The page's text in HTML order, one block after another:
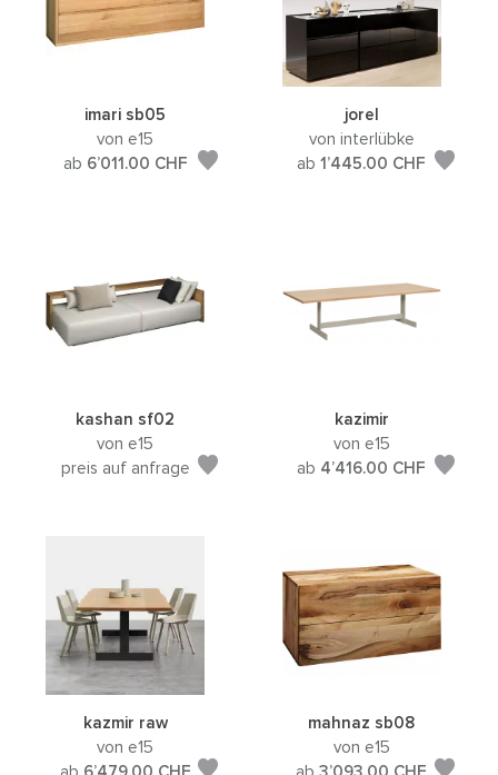
imari sb05
von e15
ab 6’011.00 CHF
jorel
von interlübke
ab1’445.00 CHF
kashan sf02
von e15
preis auf anfrage
kazimir
von e15
ab 4’416.00 CHF
kazmir raw
von e15
mahnaz sb08
von e15